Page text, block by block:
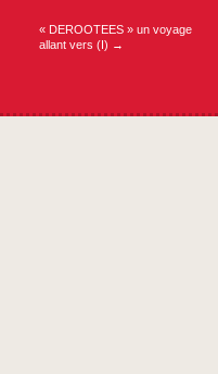
« DEROOTEES » un voyage
allant vers (I) →